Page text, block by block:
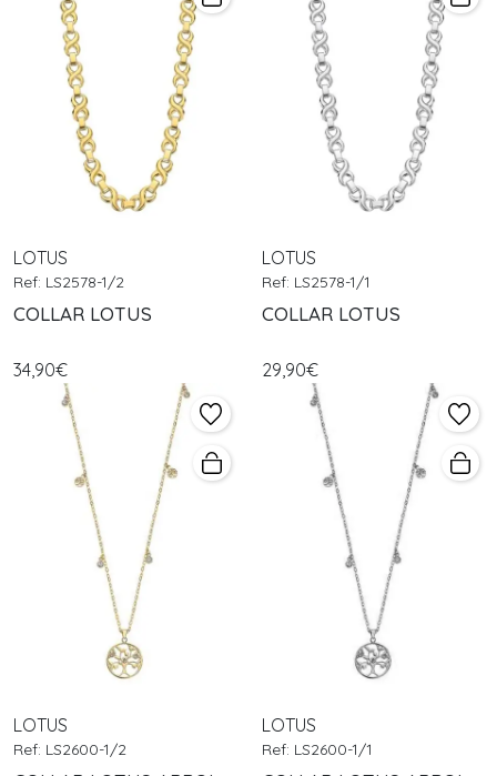
LOTUS
Ref: LS2578-1/2
COLLAR LOTUS
34,90€
LOTUS
Ref: LS2578-1/1
COLLAR LOTUS
29,90€
LOTUS
Ref: LS2600-1/2
LOTUS
Ref: LS2600-1/1